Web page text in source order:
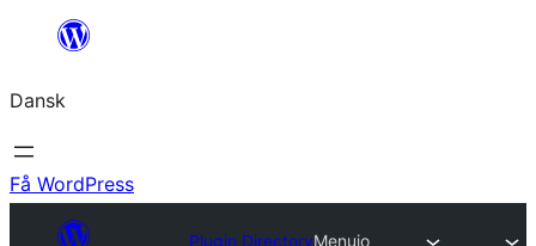
Spring
indhold
Dansk
Få WordPress
Plugin DirectoryMenuio